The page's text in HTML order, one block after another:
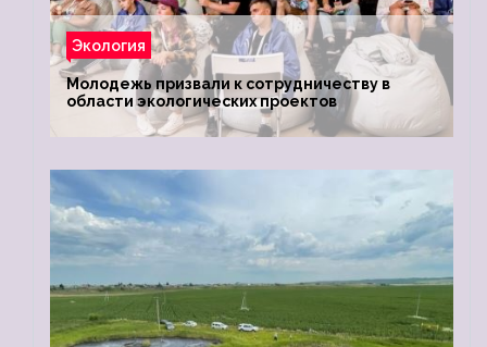
Экология
Молодежь призвали к сотрудничеству в
области экологических проектов